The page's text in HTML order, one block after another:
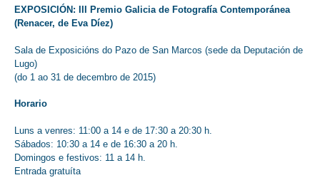
EXPOSICIÓN: III Premio Galicia de Fotografía Contemporánea
(Renacer, de Eva Díez)
Sala de Exposicións do Pazo de San Marcos (sede da Deputación de
Lugo)
(do 1 ao 31 de decembro de 2015)
Horario
Luns a venres: 11:00 a 14 e de 17:30 a 20:30 h.
Sábados: 10:30 a 14 e de 16:30 a 20 h.
Domingos e festivos: 11 a 14 h.
Entrada gratuíta